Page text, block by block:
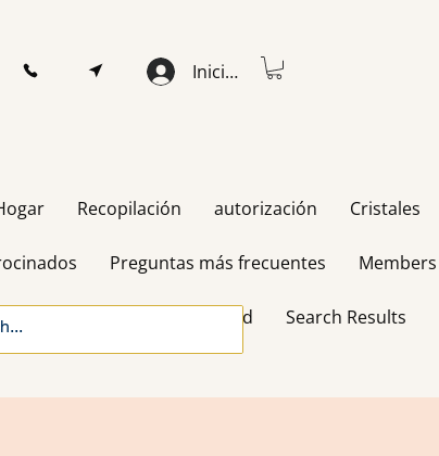
Iniciar sesión
Recopilación autorización Cristales
Preguntas más frecuentes Members
Gift Card Search Results